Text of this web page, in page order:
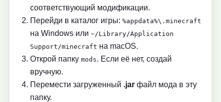
соответствующий модификации.
Перейди в каталог игры: %appdata%\.minecraft
на Windows или ~/Library/Application
Support/minecraft на macOS.
Открой папку mods. Если её нет, создай
вручную.
Перемести загруженный .jar файл мода в эту
папку.